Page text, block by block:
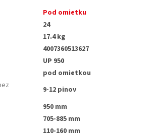
Pod omietku
24
17.4 kg
4007360513627
UP 950
pod omietkou
9-12 pinov
950 mm
705-885 mm
110-160 mm